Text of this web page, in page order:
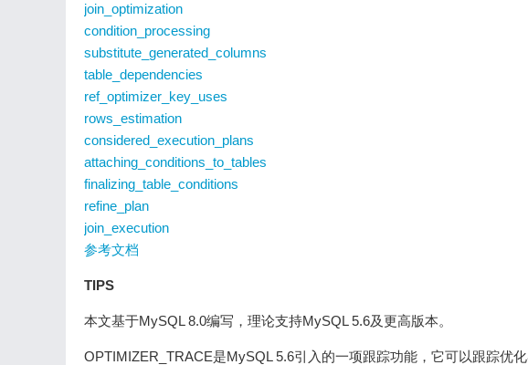
join_optimization
condition_processing
substitute_generated_columns
table_dependencies
ref_optimizer_key_uses
rows_estimation
considered_execution_plans
attaching_conditions_to_tables
finalizing_table_conditions
refine_plan
join_execution
参考文档
TIPS
本文基于MySQL 8.0编写，理论支持MySQL 5.6及更高版本。
OPTIMIZER_TRACE是MySQL 5.6引入的一项跟踪功能，它可以跟踪优